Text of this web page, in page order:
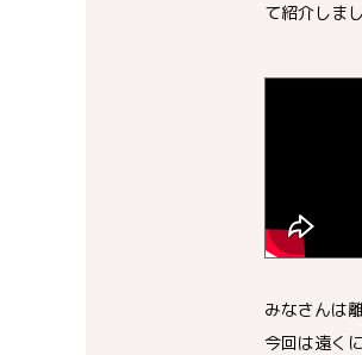
て紹介しまし
みなさんは
今回は遠く